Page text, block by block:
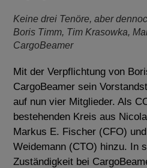
Keine drei Tenöre, aber
Boris Timm, Tim Krasowka,
CargoBeamer
Mit der Verpflichtung von
CargoBeamer sein
auf nun vier Mitglieder. Als
bestehenden Kreis aus
Markus E. Fischer (CFO)
Weidemann (CTO) hinzu. In
Zuständigkeit bei